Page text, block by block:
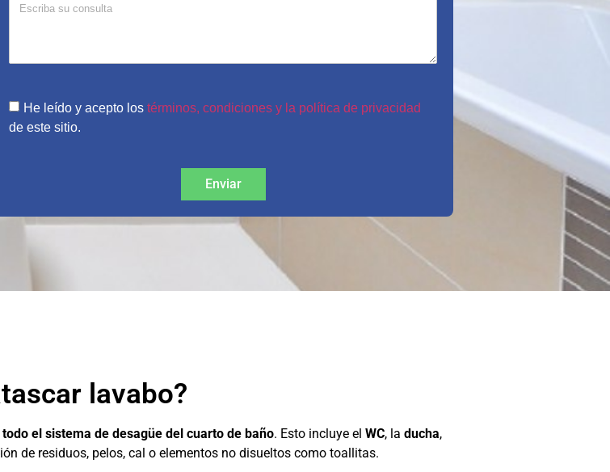
He leído y acepto los términos, condiciones y la política de privacidad
de este sitio.
Enviar
lavabo?
todo el sistema de desagüe del cuarto de baño. Esto incluye el WC, la ducha,
de residuos, pelos, cal o elementos no disueltos como toallitas.